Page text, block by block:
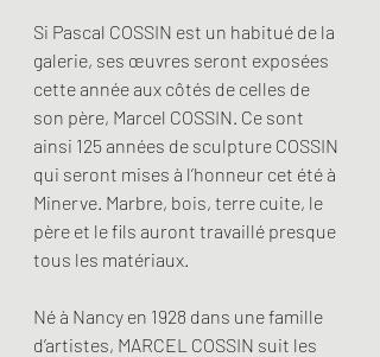
Si Pascal COSSIN est un habitué de la
galerie, ses œuvres seront exposées
cette année aux côtés de celles de
son père, Marcel COSSIN. Ce sont
ainsi 125 années de sculpture COSSIN
qui seront mises à l’honneur cet été à
Minerve. Marbre, bois, terre cuite, le
père et le fils auront travaillé presque
tous les matériaux.
Né à Nancy en 1928 dans une famille
d’artistes, MARCEL COSSIN suit les